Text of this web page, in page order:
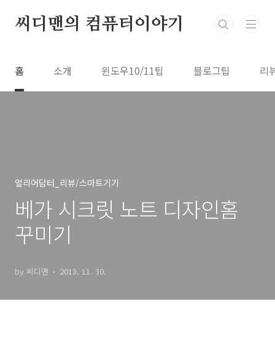
씨디맨의 컴퓨터이야기
홈 소개 윈도우10/11팁 블로그팁 리
얼리어답터_리뷰/스마트기기
베가 시크릿 노트 디자인홈
꾸미기
by 씨디맨 2013. 11. 30.